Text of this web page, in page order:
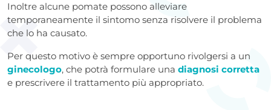
Inoltre alcune pomate possono alleviare
temporaneamente il sintomo senza risolvere il problema
che lo ha causato.
Per questo motivo è sempre opportuno rivolgersi a un
ginecologo, che potrà formulare una diagnosi corretta
e prescrivere il trattamento più appropriato.